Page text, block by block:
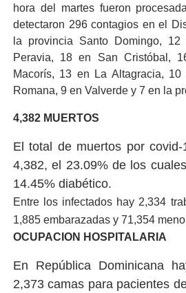
hora del martes fueron
detectaron 296 contagios en el
la provincia Santo Domingo,
Peravia, 18 en San Cristóbal,
Macorís, 13 en La Altagracia,
Romana, 9 en Valverde y 7 en la
4,382 MUERTOS
El total de muertos por
4,382, el 23.09% de los
14.45% diabético.
Entre los infectados hay 2,334
1,885 embarazadas y 71,354
OCUPACION HOSPITALARIA
En República Dominicana
2,373 camas para pacientes